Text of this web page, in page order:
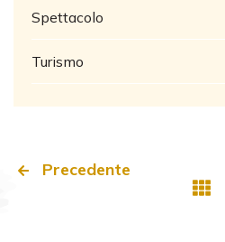
Spettacolo
Turismo
Precedente